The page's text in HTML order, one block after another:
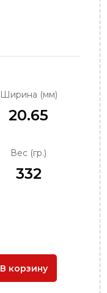
Ширина (мм)
20.65
Вес (гр.)
332
В корзину